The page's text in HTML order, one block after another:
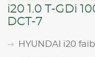
i20 1.0 T-GDi
DCT-7
HYUNDAI i20